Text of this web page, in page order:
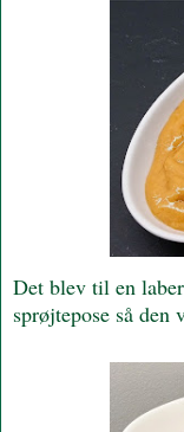
Det blev til en
sprøjtepose så den